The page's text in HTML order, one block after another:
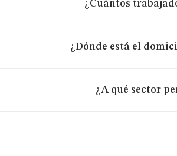
¿Cuántos
¿Dónde está el
¿A qué sector